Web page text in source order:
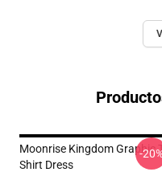
Moonrise Kingdom Graphic
Shirt Dress
-